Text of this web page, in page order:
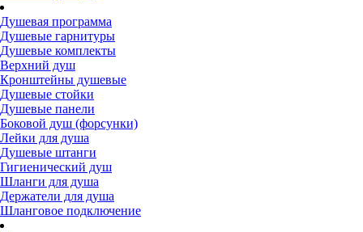
Душевая программа
Душевые гарнитуры
Душевые комплекты
Верхний душ
Кронштейны душевые
Душевые стойки
Душевые панели
Боковой душ (форсунки)
Лейки для душа
Душевые штанги
Гигиенический душ
Шланги для душа
Держатели для душа
Шланговое подключение